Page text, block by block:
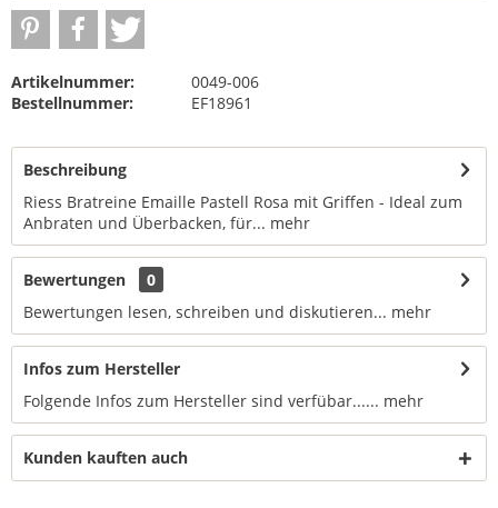
Artikelnummer:
0049-006
Bestellnummer:
EF18961
Beschreibung
Riess Bratreine Emaille Pastell Rosa mit Griffen - Ideal zum
Anbraten und Überbacken, für... mehr
Bewertungen
0
Bewertungen lesen, schreiben und diskutieren... mehr
Infos zum Hersteller
Folgende Infos zum Hersteller sind verfübar...... mehr
Kunden kauften auch